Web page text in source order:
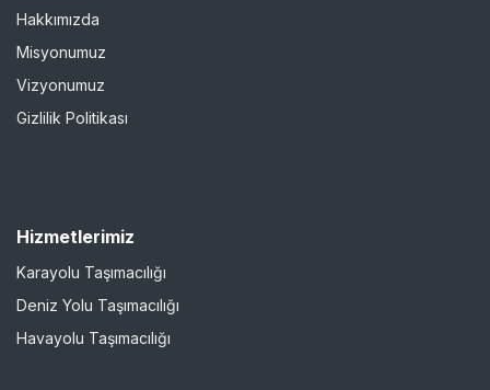
Hakkımızda
Misyonumuz
Vizyonumuz
Gizlilik Politikası
Hizmetlerimiz
Karayolu Taşımacılığı
Deniz Yolu Taşımacılığı
Havayolu Taşımacılığı